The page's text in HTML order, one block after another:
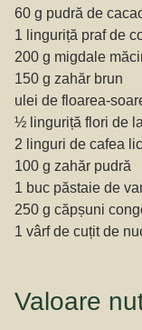
60 g pudră de
1 linguriță praf de
200 g migdale
150 g zahăr brun
ulei de floarea-
½ linguriță flori de
2 linguri de cafea
100 g zahăr pudră
1 buc păstaie de
250 g căpșuni
1 vârf de cuțit de
Valoare